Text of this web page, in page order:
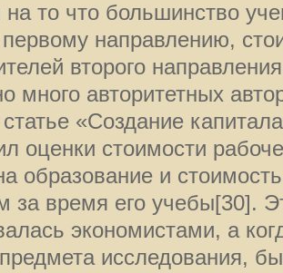
на то что большинство
первому направлению,
второго
много авторитетных
«Создание
оценки стоимости
образование и
за время его учебы[30].
экономистами, а
исследования,